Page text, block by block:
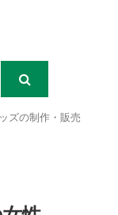
ズの制作・販売